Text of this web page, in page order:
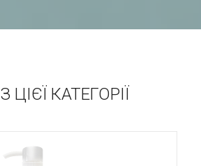
З ЦІЄЇ КАТЕГОРІЇ